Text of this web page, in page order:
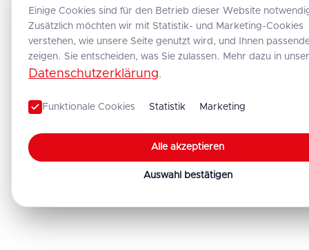
Einige Cookies sind für den Betrieb dieser Website
Zusätzlich möchten wir mit Statistik- und Marketing-Cookies
verstehen, wie unsere Seite genutzt wird, und Ihnen
zeigen. Sie entscheiden, was Sie zulassen. Mehr dazu in
Datenschutzerklärung.
Funktionale Cookies Statistik Marketing
Alle akzeptieren
Auswahl bestätigen